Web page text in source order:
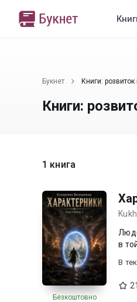
Букнет Книги: розвиток
Книги:
1 книга
Безкоштовно
в
В
21